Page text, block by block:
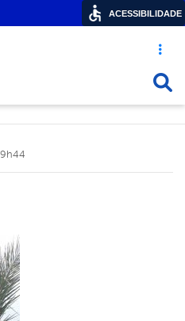
Acesso
ACESSIBILIDADE